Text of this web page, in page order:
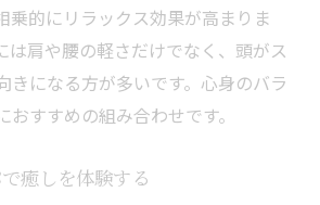
乗的にリラックス効果が高まりま
は肩や腰の軽さだけでなく、頭がス
きになる方が多いです。心身のバラ
おすすめの組み合わせです。
癒しを体験する